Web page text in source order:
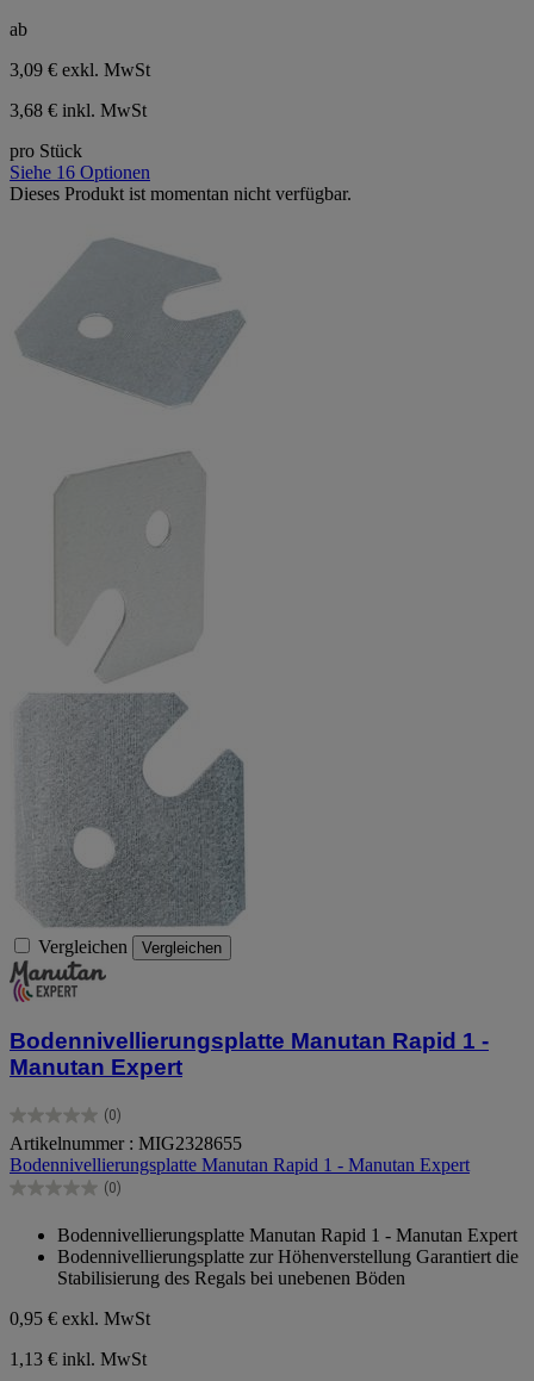
ab
3,09 € exkl. MwSt
3,68 € inkl. MwSt
pro Stück
Siehe 16 Optionen
Dieses Produkt ist momentan nicht verfügbar.
Vergleichen Vergleichen
Bodennivellierungsplatte Manutan Rapid 1 -
Manutan Expert
(0)
0.0
von
5
Sternen.
Artikelnummer : MIG2328655
Bodennivellierungsplatte Manutan Rapid 1 - Manutan Expert
(0)
0.0
Sternen.
Bodennivellierungsplatte Manutan Rapid 1 - Manutan Expert
Bodennivellierungsplatte zur Höhenverstellung Garantiert die
Stabilisierung des Regals bei unebenen Böden
0,95 € exkl. MwSt
1,13 € inkl. MwSt